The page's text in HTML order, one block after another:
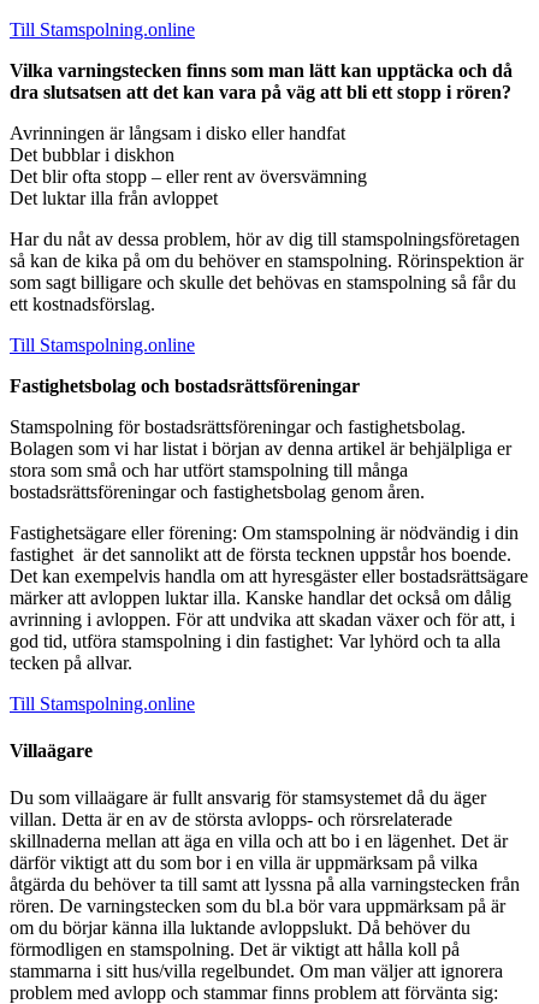
Till Stamspolning.online
Vilka varningstecken finns som man lätt kan upptäcka och då
dra slutsatsen att det kan vara på väg att bli ett stopp i rören?
Avrinningen är långsam i disko eller handfat
Det bubblar i diskhon
Det blir ofta stopp – eller rent av översvämning
Det luktar illa från avloppet
Har du nåt av dessa problem, hör av dig till stamspolningsföretagen
så kan de kika på om du behöver en stamspolning. Rörinspektion är
som sagt billigare och skulle det behövas en stamspolning så får du
ett kostnadsförslag.
Till Stamspolning.online
Fastighetsbolag och bostadsrättsföreningar
Stamspolning för bostadsrättsföreningar och fastighetsbolag.
Bolagen som vi har listat i början av denna artikel är behjälpliga er
stora som små och har utfört stamspolning till många
bostadsrättsföreningar och fastighetsbolag genom åren.
Fastighetsägare eller förening: Om stamspolning är nödvändig i din
fastighet är det sannolikt att de första tecknen uppstår hos boende.
Det kan exempelvis handla om att hyresgäster eller bostadsrättsägare
märker att avloppen luktar illa. Kanske handlar det också om dålig
avrinning i avloppen. För att undvika att skadan växer och för att, i
god tid, utföra stamspolning i din fastighet: Var lyhörd och ta alla
tecken på allvar.
Till Stamspolning.online
Villaägare
Du som villaägare är fullt ansvarig för stamsystemet då du äger
villan. Detta är en av de största avlopps- och rörsrelaterade
skillnaderna mellan att äga en villa och att bo i en lägenhet. Det är
därför viktigt att du som bor i en villa är uppmärksam på vilka
åtgärda du behöver ta till samt att lyssna på alla varningstecken från
rören. De varningstecken som du bl.a bör vara uppmärksam på är
om du börjar känna illa luktande avloppslukt. Då behöver du
förmodligen en stamspolning. Det är viktigt att hålla koll på
stammarna i sitt hus/villa regelbundet. Om man väljer att ignorera
problem med avlopp och stammar finns problem att förvänta sig: